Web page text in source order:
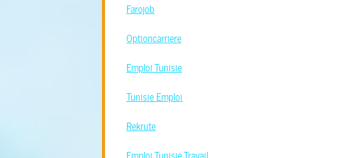
Farojob
Optioncarriere
Emploi Tunisie
Tunisie Emploi
Rekrute
Emploi Tunisie Travail